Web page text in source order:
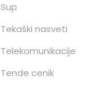
Sup
Tekaški nasveti
Telekomunikacije
Tende cenik